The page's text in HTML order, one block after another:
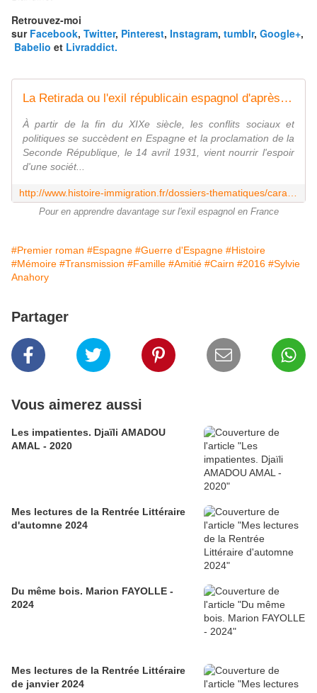
Retrouvez-moi
sur Facebook, Twitter, Pinterest, Instagram, tumblr, Google+,
Babelio et Livraddict.
La Retirada ou l'exil républicain espagnol d'après guerre
À partir de la fin du XIXe siècle, les conflits sociaux et
politiques se succèdent en Espagne et la proclamation de la
Seconde République, le 14 avril 1931, vient nourrir l'espoir
d'une sociét...
Pour en apprendre davantage sur l'exil espagnol en France
#Premier roman #Espagne #Guerre d'Espagne #Histoire
#Mémoire #Transmission #Famille #Amitié #Cairn #2016 #Sylvie
Anahory
Partager
Vous aimerez aussi
Les impatientes. Djaïli AMADOU
AMAL - 2020
Mes lectures de la Rentrée Littéraire
d'automne 2024
Du même bois. Marion FAYOLLE -
2024
Mes lectures de la Rentrée Littéraire
de janvier 2024